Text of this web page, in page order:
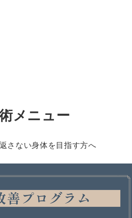
メニュー
さない身体を目指す方へ